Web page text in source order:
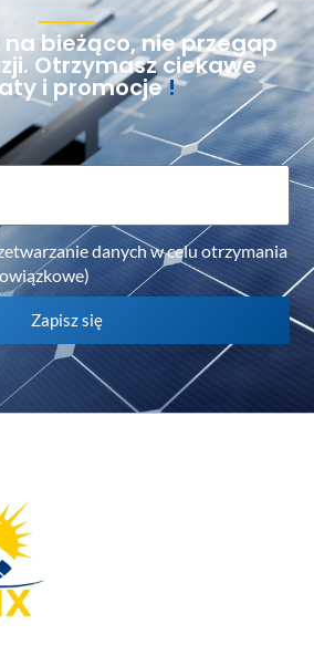
na bieżąco, nie przegap
Otrzymasz ciekawe
i promocje!
danych w celu otrzymania
Zapisz się